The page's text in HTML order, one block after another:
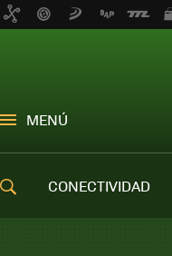
MENÚ
CONECTIVIDAD